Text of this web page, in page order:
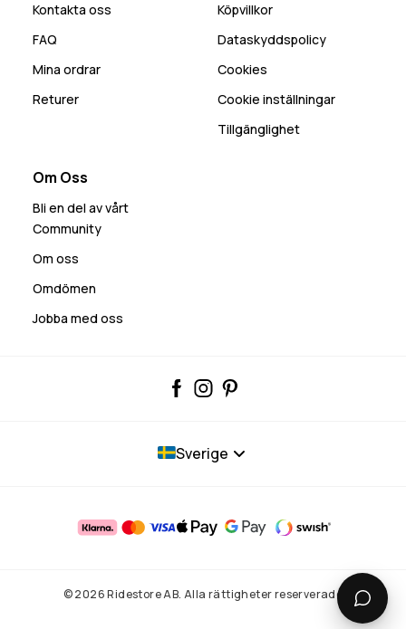
Kontakta oss
FAQ
Mina ordrar
Returer
Köpvillkor
Dataskyddspolicy
Cookies
Cookie inställningar
Tillgänglighet
Om Oss
Bli en del av vårt
Community
Om oss
Omdömen
Jobba med oss
Sverige
© 2026 Ridestore AB. Alla rättigheter reserverade